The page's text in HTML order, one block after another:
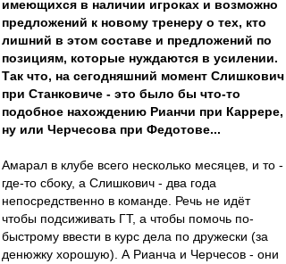
имеющихся в наличии игроках и возможно
предложений к новому тренеру о тех, кто
лишний в этом составе и предложений по
позициям, которые нуждаются в усилении.
Так что, на сегодняшний момент Слишкович
при Станковиче - это было бы что-то
подобное нахождению Рианчи при Каррере,
ну или Черчесова при Федотове...
Амарал в клубе всего несколько месяцев, и то -
где-то сбоку, а Слишкович - два года
непосредственно в команде. Речь не идёт
чтобы подсиживать ГТ, а чтобы помочь по-
быстрому ввести в курс дела по дружески (за
денюжку хорошую). А Рианча и Черчесов - они